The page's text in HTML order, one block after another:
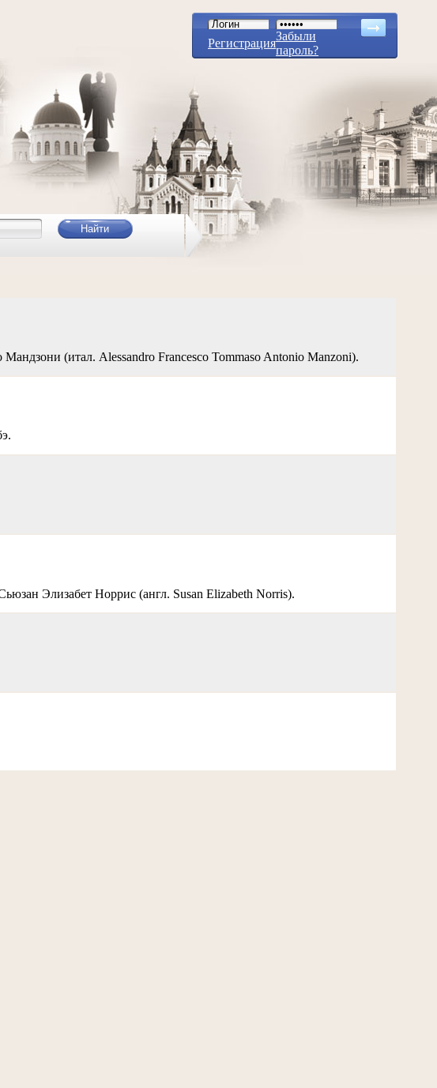
Регистрация
Забыли
пароль?
(итал. Alessandro Francesco Tommaso Antonio Manzoni).
Элизабет Норрис (англ. Susan Elizabeth Norris).